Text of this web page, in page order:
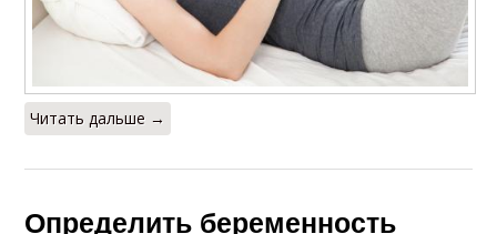
Читать дальше →
Определить беременность